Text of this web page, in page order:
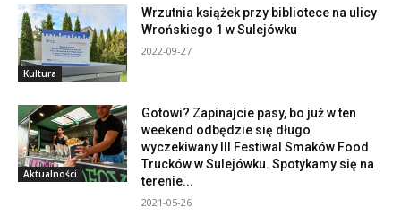
Kultura
Wrzutnia książek przy bibliotece na ulicy
Wrońskiego 1 w Sulejówku
2022-09-27
Aktualności
Gotowi? Zapinajcie pasy, bo już w ten
weekend odbędzie się długo
wyczekiwany III Festiwal Smaków Food
Trucków w Sulejówku. Spotykamy się na
terenie...
2021-05-26